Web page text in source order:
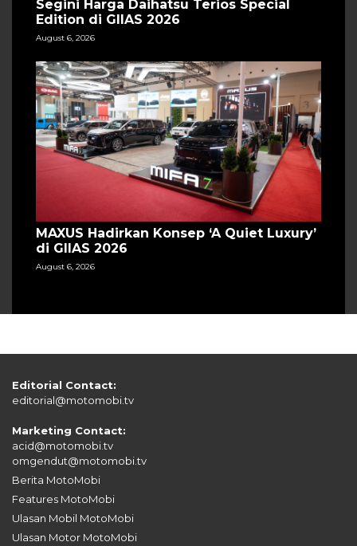
Segini Harga Daihatsu Terios Special
Edition di GIIAS 2026
August 6, 2026
MAXUS Hadirkan Konsep ‘A Quiet Luxury’
di GIIAS 2026
August 6, 2026
Editorial Contact:
editorial@motomobi.tv
Marketing Contact:
acid@motomobi.tv
omgendut@motomobi.tv
Berita MotoMobi
Features MotoMobi
Ulasan Mobil MotoMobi
Ulasan Motor MotoMobi